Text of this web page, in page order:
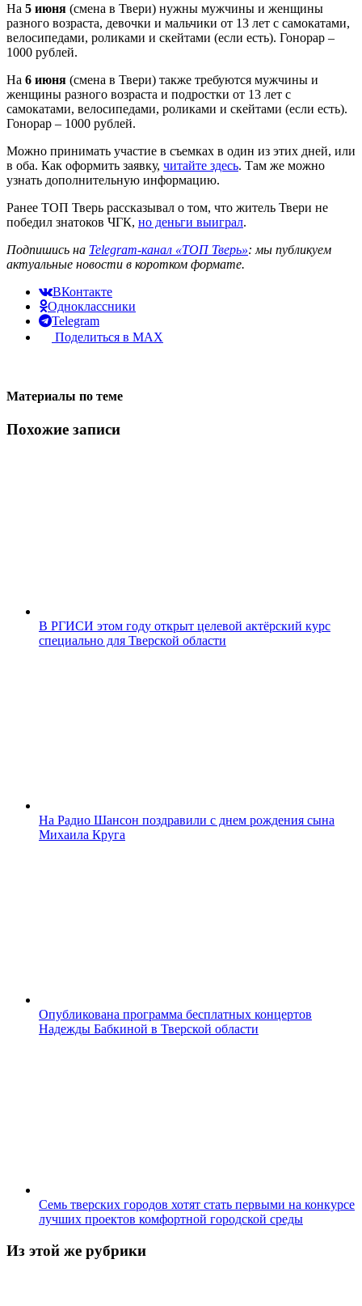
На 5 июня (смена в Твери) нужны мужчины и женщины
разного возраста, девочки и мальчики от 13 лет с самокатами,
велосипедами, роликами и скейтами (если есть). Гонорар –
1000 рублей.
На 6 июня (смена в Твери) также требуются мужчины и
женщины разного возраста и подростки от 13 лет с
самокатами, велосипедами, роликами и скейтами (если есть).
Гонорар – 1000 рублей.
Можно принимать участие в съемках в один из этих дней, или
в оба. Как оформить заявку, читайте здесь. Там же можно
узнать дополнительную информацию.
Ранее ТОП Тверь рассказывал о том, что житель Твери не
победил знатоков ЧГК, но деньги выиграл.
Подпишись на Telegram-канал «ТОП Тверь»: мы публикуем
актуальные новости в коротком формате.
ВКонтакте
Одноклассники
Telegram
Поделиться в MAX
Материалы по теме
Похожие записи
В РГИСИ этом году открыт целевой актёрский курс
специально для Тверской области
На Радио Шансон поздравили с днем рождения сына
Михаила Круга
Опубликована программа бесплатных концертов
Надежды Бабкиной в Тверской области
Семь тверских городов хотят стать первыми на конкурсе
лучших проектов комфортной городской среды
Из этой же рубрики